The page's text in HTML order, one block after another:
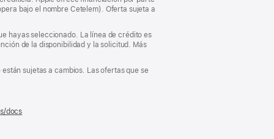
bajo el nombre Cetelem). Oferta sujeta a
hayas seleccionado. La línea de crédito es
de la disponibilidad y la solicitud. Más
sujetas a cambios. Las ofertas que se
docs